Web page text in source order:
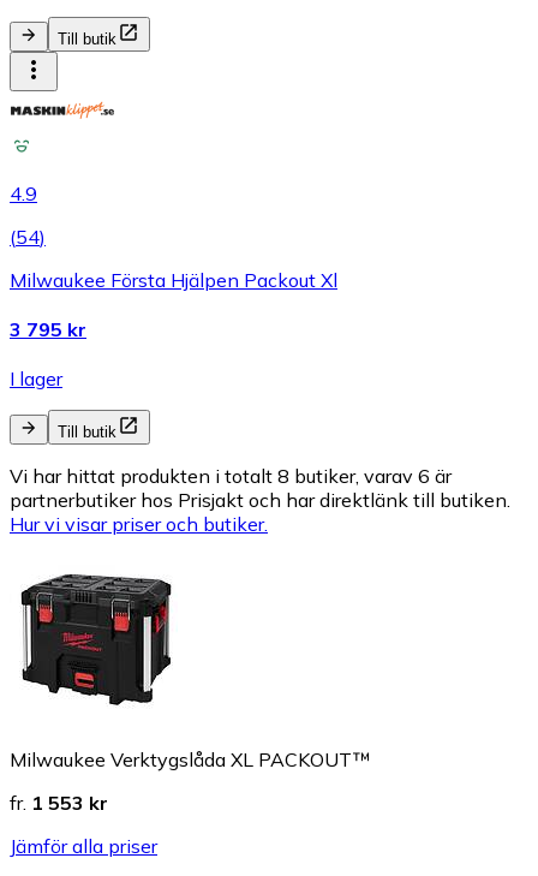
Till butik
4.9
(54)
Milwaukee Första Hjälpen Packout Xl
3 795 kr
I lager
Till butik
Vi har hittat produkten i totalt 8 butiker, varav 6 är
partnerbutiker hos Prisjakt och har direktlänk till butiken.
Hur vi visar priser och butiker.
Milwaukee Verktygslåda XL PACKOUT™
fr. 1 553 kr
Jämför alla priser